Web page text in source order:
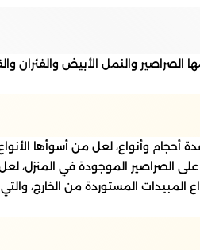
الصراصير والنمل الأبيض
أحجام وأنواع، لعل من أسوأها
الصراصير الموجودة في المنزل،
المستوردة من الخارج،